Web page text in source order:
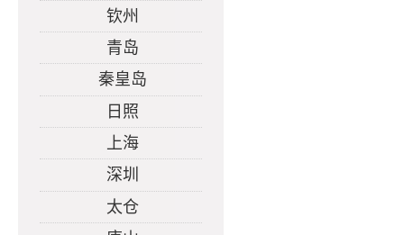
钦州
青岛
秦皇岛
日照
上海
深圳
太仓